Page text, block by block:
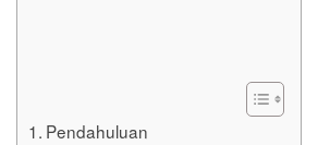
Pendahuluan